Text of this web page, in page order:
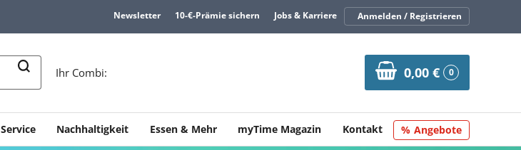
Newsletter 10-€-Prämie sichern Jobs & Karriere Anmelden / Registrieren
Ihr Combi: 0,00 € 0
Service Nachhaltigkeit Essen & Mehr myTime Magazin Kontakt Angebote